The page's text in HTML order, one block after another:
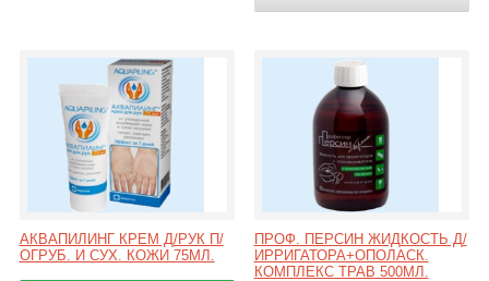
АКВАПИЛИНГ КРЕМ Д/РУК П/
ОГРУБ. И СУХ. КОЖИ 75МЛ.
ПРОФ. ПЕРСИН ЖИДКОСТЬ Д/
ИРРИГАТОРА+ОПОЛАСК.
КОМПЛЕКС ТРАВ 500МЛ.